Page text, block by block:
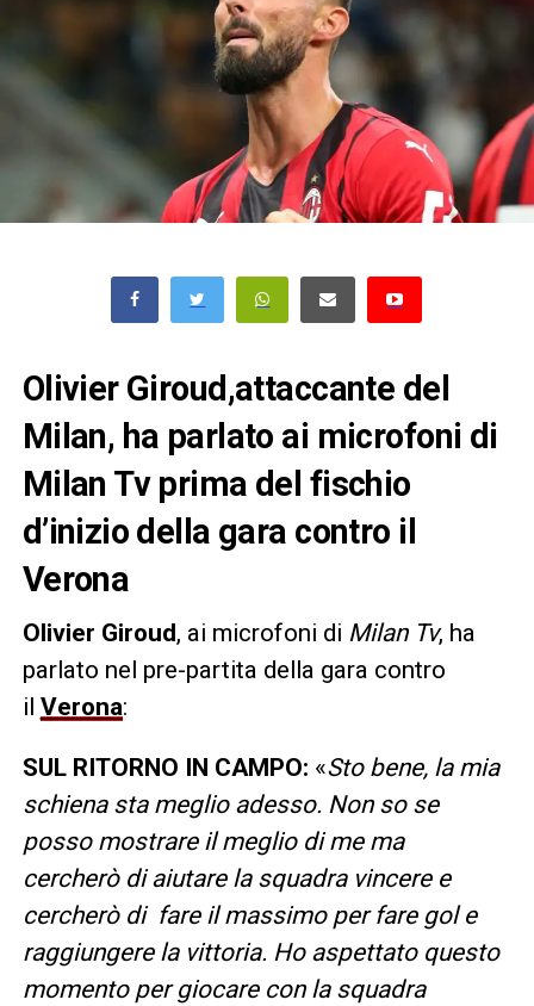
Olivier Giroud,attaccante del
Milan, ha parlato ai microfoni di
Milan Tv prima del fischio
d’inizio della gara contro il
Verona
Olivier Giroud, ai microfoni di Milan Tv, ha
parlato nel pre-partita della gara contro
il Verona:
SUL RITORNO IN CAMPO: «Sto bene, la mia
schiena sta meglio adesso. Non so se
posso mostrare il meglio di me ma
cercherò di aiutare la squadra vincere e
cercherò di fare il massimo per fare gol e
raggiungere la vittoria. Ho aspettato questo
momento per giocare con la squadra